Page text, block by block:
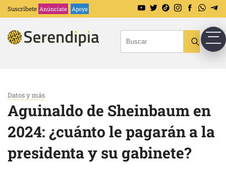
Suscríbete Anúnciate Apoya
Datos y más
Aguinaldo de Sheinbaum en
2024: ¿cuánto le pagarán a la
presidenta y su gabinete?